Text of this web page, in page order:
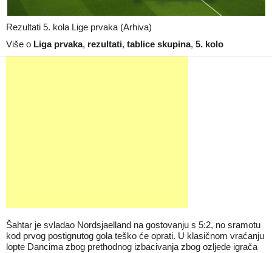
Rezultati 5. kola Lige prvaka (Arhiva)
Više o Liga prvaka, rezultati, tablice skupina, 5. kolo
Šahtar je svladao Nordsjaelland na gostovanju s 5:2, no sramotu
kod prvog postignutog gola teško će oprati. U klasičnom vraćanju
lopte Dancima zbog prethodnog izbacivanja zbog ozljede igrača